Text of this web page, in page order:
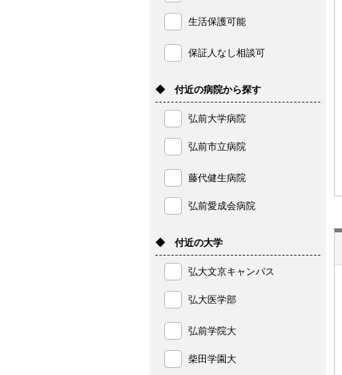
生活保護可能
保証人なし相談可
◆ 付近の病院から探す
弘前大学病院
弘前市立病院
藤代健生病院
弘前愛成会病院
◆ 付近の大学
弘大文京キャンパス
弘大医学部
弘前学院大
柴田学園大